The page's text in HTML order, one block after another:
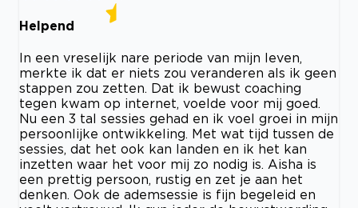
Helpend
In een vreselijk nare periode van mijn leven,
merkte ik dat er niets zou veranderen als ik geen
stappen zou zetten. Dat ik bewust coaching
tegen kwam op internet, voelde voor mij goed.
Nu een 3 tal sessies gehad en ik voel groei in mijn
persoonlijke ontwikkeling. Met wat tijd tussen de
sessies, dat het ook kan landen en ik het kan
inzetten waar het voor mij zo nodig is. Aisha is
een prettig persoon, rustig en zet je aan het
denken. Ook de ademsessie is fijn begeleid en